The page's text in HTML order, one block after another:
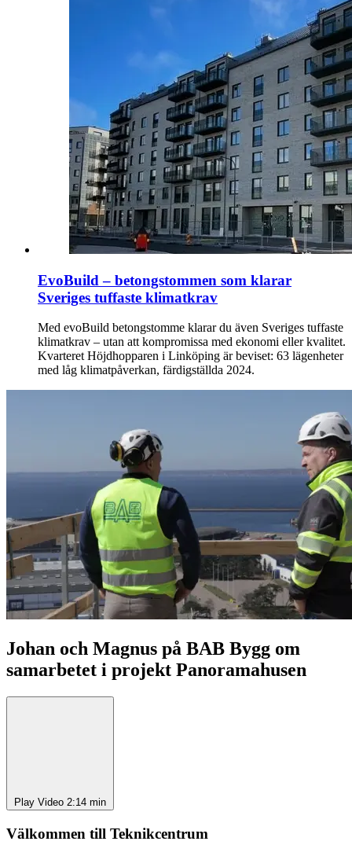
EvoBuild – betongstommen som klarar
Sveriges tuffaste klimatkrav
Med evoBuild betongstomme klarar du även Sveriges tuffaste
klimatkrav – utan att kompromissa med ekonomi eller kvalitet.
Kvarteret Höjdhopparen i Linköping är beviset: 63 lägenheter
med låg klimatpåverkan, färdigställda 2024.
Johan och Magnus på BAB Bygg om
samarbetet i projekt Panoramahusen
Play Video 2:14 min
Välkommen till Teknikcentrum